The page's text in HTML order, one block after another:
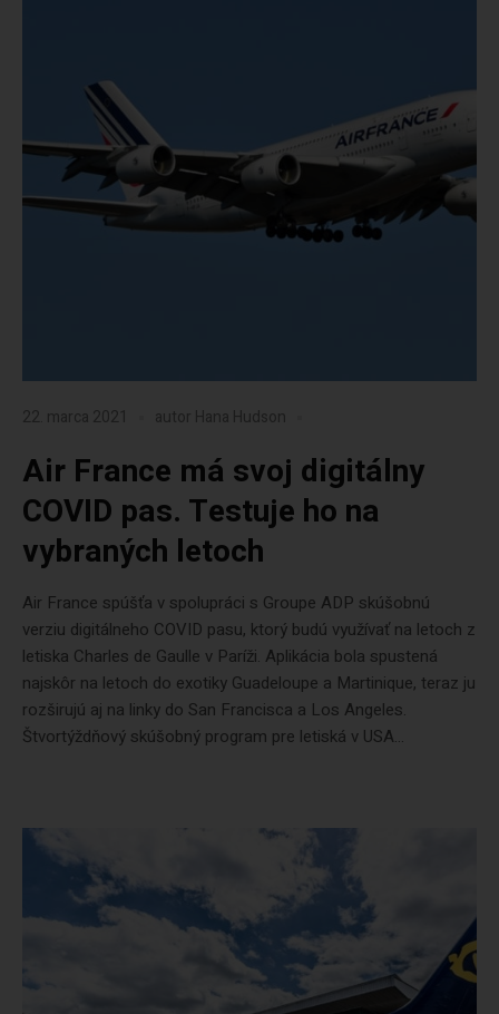
22. marca 2021 autor Hana Hudson
Air France má svoj digitálny
COVID pas. Testuje ho na
vybraných letoch
Air France spúšťa v spolupráci s Groupe ADP skúšobnú
verziu digitálneho COVID pasu, ktorý budú využívať na letoch z
letiska Charles de Gaulle v Paríži. Aplikácia bola spustená
najskôr na letoch do exotiky Guadeloupe a Martinique, teraz ju
rozširujú aj na linky do San Francisca a Los Angeles.
Štvortýždňový skúšobný program pre letiská v USA...